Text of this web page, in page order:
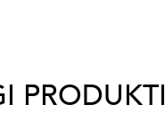
PRODUKTI